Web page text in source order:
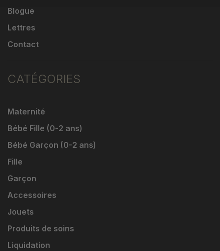
Blogue
Lettres
Contact
CATÉGORIES
Maternité
Bébé Fille (0-2 ans)
Bébé Garçon (0-2 ans)
Fille
Garçon
Accessoires
Jouets
Produits de soins
Liquidation